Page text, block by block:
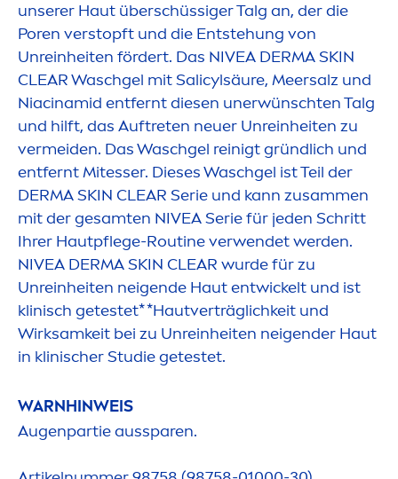
unserer Haut überschüssiger Talg an, der die
Poren verstopft und die Entstehung von
Unreinheiten fördert. Das NIVEA DERMASKIN
CLEAR Waschgel mit Salicylsäure, Meersalz und
Niacinamid entfernt diesen unerwünschten Talg
und hilft, das Auftreten neuer Unreinheiten zu
vermeiden. Das Waschgel reinigt gründlich und
entfernt Mitesser. Dieses Waschgel ist Teil der
DERMASKIN CLEAR Serie und kann zusammen
mit der gesamten NIVEASerie für jeden Schritt
Ihrer Hautpflege-Routine verwendet werden.
NIVEA DERMASKIN CLEAR wurde für zu
Unreinheiten neigende Haut entwickelt und ist
klinisch getestet* *Hautverträglichkeit und
Wirksamkeit bei zu Unreinheiten neigender Haut
in klinischer Studie getestet.
WARNHINWEIS
Augenpartie aussparen.